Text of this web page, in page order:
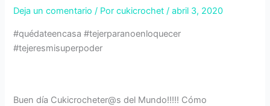
Deja un comentario / Porcukicrochet/abril 3, 2020
#quédateencasa #tejerparanoenloquecer
#tejeresmisuperpoder
Buen día Cukicrocheter@s del Mundo!!!!! Cómo